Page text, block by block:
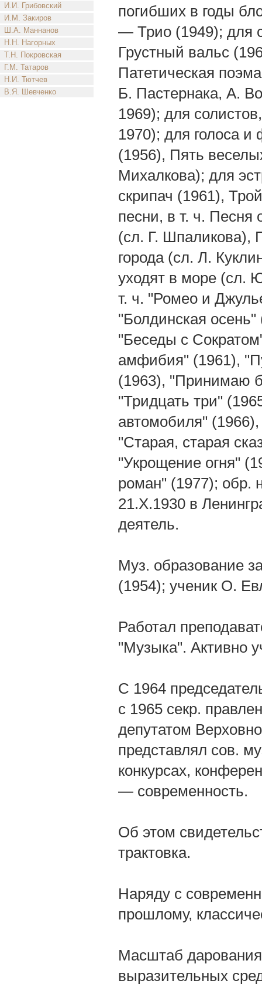
И.И. Грибовский
И.М. Закиров
Ш.А. Маннанов
Н.Н. Нагорных
Т.Н. Покровская
Г.М. Татаров
Н.И. Тютчев
В.Я. Шевченко
погибших в годы
— Трио (1949); для
Грустный вальс
Патетическая
Б. Пастернака, А.
1969); для
1970); для голоса
(1956), Пять
Михалкова); для
скрипач (1961),
песни, в т. ч.
(сл. Г. Шпаликова),
города (сл. Л.
уходят в море (сл.
т. ч. "Ромео и
"Болдинская
"Беседы с
амфибия" (1961),
(1963), "Принимаю
"Тридцать три"
автомобиля"
"Старая, старая
"Укрощение огня"
роман" (1977); обр.
21.X.1930 в
деятель.
Муз. образование
(1954); ученик О.
Работал
"Музыка". Активно
С 1964
с 1965 секр.
депутатом
представлял сов.
конкурсах,
— современность.
Об этом
трактовка.
Наряду с
прошлому,
Масштаб
выразительных